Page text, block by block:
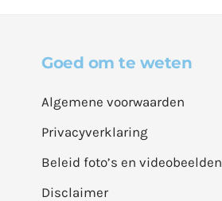
Goed om te weten
Algemene voorwaarden
Privacyverklaring
Beleid foto’s en videobeelden
Disclaimer